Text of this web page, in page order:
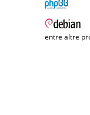
entre altre